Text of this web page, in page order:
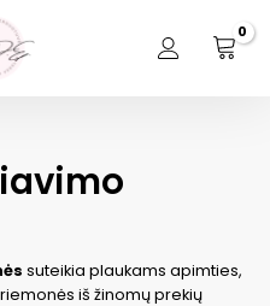
suteikia plaukams apimties,
iš žinomų prekių